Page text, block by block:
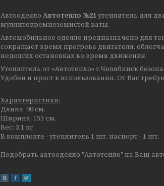
Автоодеяло Автотепло №21утеплитель для
муллитокремнеземистой ваты.
Автомобильное одеяло предназначено для
сокращает время прогрева двигателя,
недолгих остановках во время движения.
Утеплитель от «Автотепло» г.Челябинск
Удобен и прост в использовании. От Вас
Характеристики:
Длина: 90 см.
Ширина: 155 см.
Вес: 3,1 кг
В комплекте - утеплитель 1 шт, паспорт - 1 шт.
Подобрать автоодеяло "Автотепло" на Ваш